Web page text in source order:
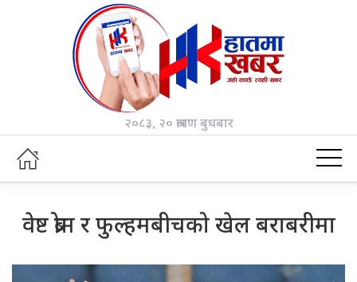
२०८३, २० श्रावण बुधबार
वेष्ट ब्रोम र फुल्हमबीचको खेल बराबरीमा